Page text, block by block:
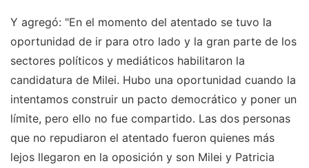
Y agregó: "En el momento del atentado se tuvo la
oportunidad de ir para otro lado y la gran parte de los
sectores políticos y mediáticos habilitaron la
candidatura de Milei. Hubo una oportunidad cuando la
intentamos construir un pacto democrático y poner un
límite, pero ello no fue compartido. Las dos personas
que no repudiaron el atentado fueron quienes más
lejos llegaron en la oposición y son Milei y Patricia